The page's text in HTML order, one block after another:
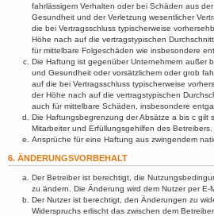
fahrlässigem Verhalten oder bei Schäden aus
Gesundheit und der Verletzung wesentlicher
die bei Vertragsschluss typischerweise
Höhe nach auf die vertragstypischen
für mittelbare Folgeschäden wie insbesondere
Die Haftung ist gegenüber Unternehmern außer
und Gesundheit oder vorsätzlichem oder grob
auf die bei Vertragsschluss typischerweise
der Höhe nach auf die vertragstypischen
auch für mittelbare Schäden, insbesondere
Die Haftungsbegrenzung der Absätze a bis c gilt
Mitarbeiter und Erfüllungsgehilfen des Betreibers.
Ansprüche für eine Haftung aus zwingendem
6. ÄNDERUNGSVORBEHALT
Der Betreiber ist berechtigt, die
zu ändern. Die Änderung wird dem Nutzer per E-
Der Nutzer ist berechtigt, den Änderungen zu
Widerspruchs erlischt das zwischen dem